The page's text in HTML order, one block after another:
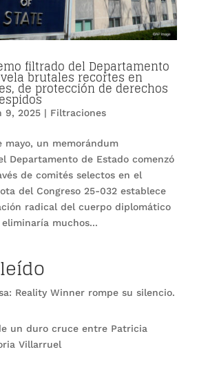
filtrado del Departamento
brutales recortes en
de protección de derechos
9, 2025| Filtraciones
mayo, un memorándum
Departamento de Estado comenzó
de comités selectos en el
del Congreso 25-032 establece
radical del cuerpo diplomático
eliminaría muchos...
Reality Winner rompe su silencio.
un duro cruce entre Patricia
Villarruel